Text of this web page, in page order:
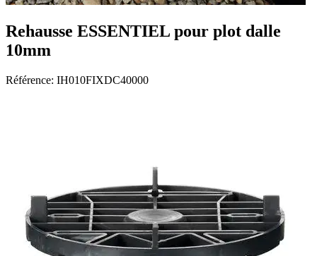
Rehausse ESSENTIEL pour plot dalle
10mm
Référence: IH010FIXDC40000